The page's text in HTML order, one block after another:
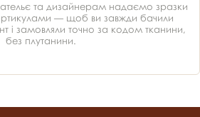
та дизайнерам надаємо зразки
— щоб ви завжди бачили
і замовляли точно за кодом тканини,
без плутанини.